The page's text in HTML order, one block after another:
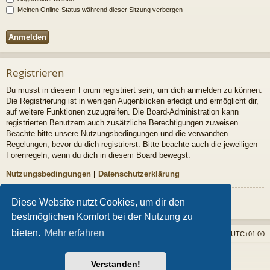
Diese Website nutzt Cookies, um dir den
bestmöglichen Komfort bei der Nutzung zu
bieten. Mehr erfahren
Verstanden!
Meinen Online-Status während dieser Sitzung verbergen
Registrieren
Du musst in diesem Forum registriert sein, um dich anmelden zu können.
Die Registrierung ist in wenigen Augenblicken erledigt und ermöglicht dir,
auf weitere Funktionen zuzugreifen. Die Board-Administration kann
registrierten Benutzern auch zusätzliche Berechtigungen zuweisen.
Beachte bitte unsere Nutzungsbedingungen und die verwandten
Regelungen, bevor du dich registrierst. Bitte beachte auch die jeweiligen
Forenregeln, wenn du dich in diesem Board bewegst.
Nutzungsbedingungen | Datenschutzerklärung
Registrieren
Foren-Übersicht UTC+01:00
Powered byphpBB® Forum Software © phpBB Limited
Style vonArty- phpBB 3.3 von MrGaby